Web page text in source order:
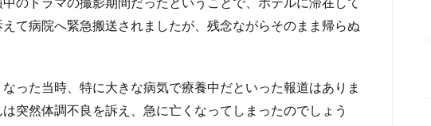
のドラマの撮影期間だったということで、ホテルに滞在して
て病院へ緊急搬送されましたが、残念ながらそのまま帰らぬ
った当時、特に大きな病気で療養中だといった報道はありま
突然体調不良を訴え、急に亡くなってしまったのでしょう